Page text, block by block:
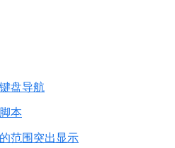
盘导航
本
范围突出显示